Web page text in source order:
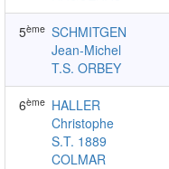
5ème SCHMITGEN
Jean-Michel
T.S. ORBEY
6ème HALLER
Christophe
S.T. 1889
COLMAR